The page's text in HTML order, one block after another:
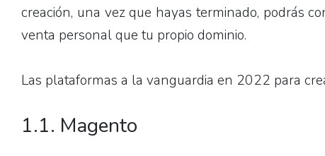
creación, una vez que hayas terminado, podrás
venta personal que tu propio dominio.
Las plataformas a la vanguardia en 2022 para
1.1. Magento